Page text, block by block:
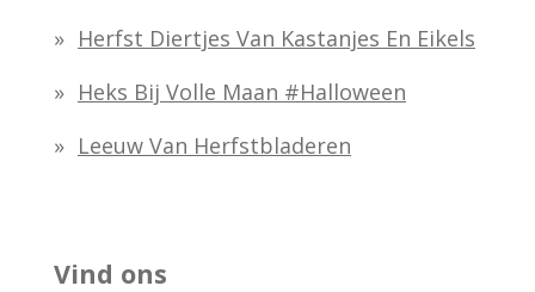
Herfst Diertjes Van Kastanjes En Eikels
Heks Bij Volle Maan #halloween
Leeuw Van Herfstbladeren
Vind ons